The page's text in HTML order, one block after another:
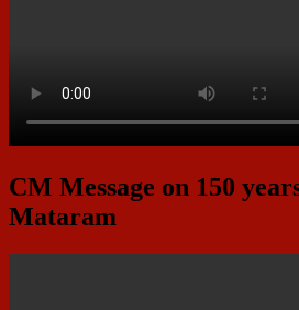
CM Message on 150
Mataram